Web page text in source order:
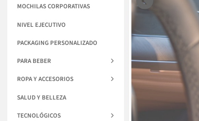
MOCHILAS CORPORATIVAS
NIVEL EJECUTIVO
PACKAGING PERSONALIZADO
PARA BEBER
ROPA Y ACCESORIOS
SALUD Y BELLEZA
TECNOLÓGICOS